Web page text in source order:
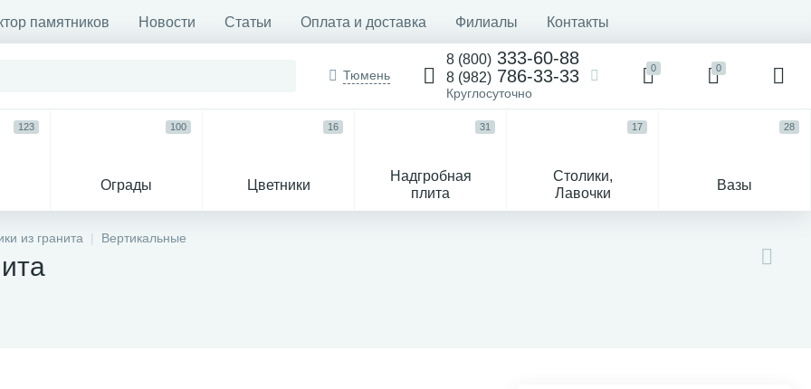
памятников Новости Статьи Оплата и доставка Филиалы Контакты
Тюмень
8 (800) 333-60-88
8 (982) 786-33-33
Круглосуточно
0 0
123
Ограды
100
Цветники
16
Надгробная
плита
31
Столики,
Лавочки
17
Вазы
28
из гранита Вертикальные